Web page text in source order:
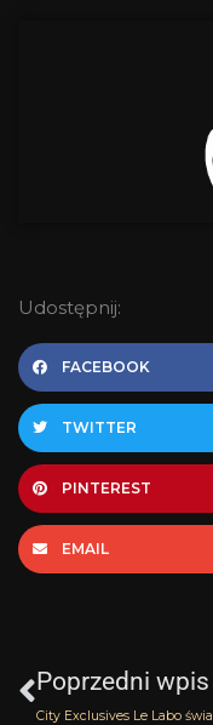
Udostępnij:
FACEBOOK
TWITTER
PINTEREST
EMAIL
Poprzedni wpis